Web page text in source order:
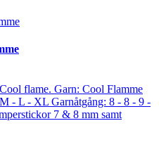
flame. Garn: Cool Flamme
- L - XL Garnåtgång: 8 - 8 - 9 -
7 & 8 mm samt